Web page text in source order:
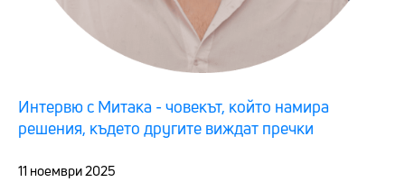
Интервю с Митака - човекът, който намира
решения, където другите виждат пречки
11 ноември 2025